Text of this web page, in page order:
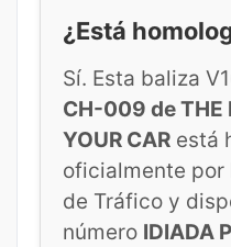
¿Está
Sí. Esta baliza
CH-009 de THE
YOUR CAR está
oficialmente por
de Tráfico y
número IDIADA